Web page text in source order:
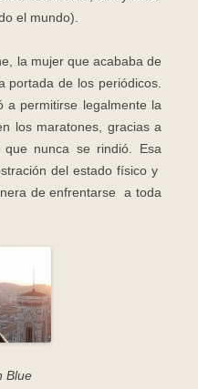
el mundo).
la mujer que acababa de
portada de los periódicos.
a permitirse legalmente la
los maratones, gracias a
nunca se rindió. Esa
del estado físico y
de enfrentarse a toda
Blue